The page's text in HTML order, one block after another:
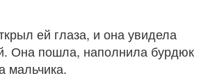
ей глаза, и она увидела
Она пошла, наполнила бурдюк
мальчика.